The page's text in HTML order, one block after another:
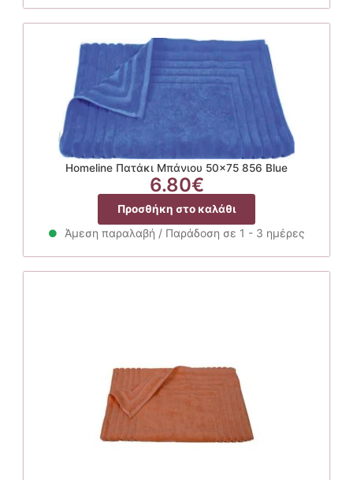
Homeline Πατάκι Μπάνιου 50×75 856 Blue
6.80€
Προσθήκη στο καλάθι
Άμεση παραλαβή / Παράδοση σε 1 - 3 ημέρες